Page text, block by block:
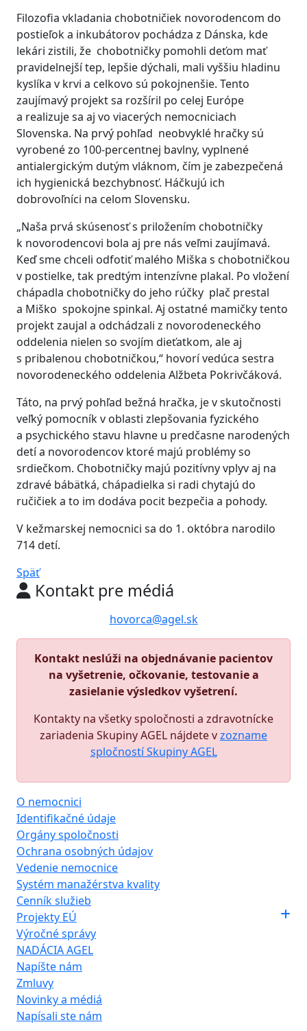
Filozofia vkladania chobotničiek novorodencom do
postieľok a inkubátorov pochádza z Dánska, kde
lekári zistili, že chobotničky pomohli deťom mať
pravidelnejší tep, lepšie dýchali, mali vyššiu hladinu
kyslíka v krvi a celkovo sú pokojnenšie. Tento
zaujímavý projekt sa rozšíril po celej Európe
a realizuje sa aj vo viacerých nemocniciach
Slovenska. Na prvý pohľad neobvyklé hračky sú
vyrobené zo 100-percentnej bavlny, vyplnené
antialergickým dutým vláknom, čím je zabezpečená
ich hygienická bezchybnosť. Háčkujú ich
dobrovoľníci na celom Slovensku.
„Naša prvá skúsenosť s priložením chobotničky
k novorodencovi bola aj pre nás veľmi zaujímavá.
Keď sme chceli odfotiť malého Miška s chobotničkou
v postielke, tak predtým intenzívne plakal. Po vložení
chápadla chobotničky do jeho rúčky plač prestal
a Miško spokojne spinkal. Aj ostatné mamičky tento
projekt zaujal a odchádzali z novorodeneckého
oddelenia nielen so svojím dieťatkom, ale aj
s pribalenou chobotničkou,“ hovorí vedúca sestra
novorodeneckého oddelenia Alžbeta Pokrivčáková.
Táto, na prvý pohľad bežná hračka, je v skutočnosti
veľký pomocník v oblasti zlepšovania fyzického
a psychického stavu hlavne u predčasne narodených
detí a novorodencov ktoré majú problémy so
srdiečkom. Chobotničky majú pozitívny vplyv aj na
zdravé bábätká, chápadielka si radi chytajú do
ručičiek a to im dodáva pocit bezpečia a pohody.
V kežmarskej nemocnici sa do 1. októbra narodilo
714 detí.
Späť
Kontakt pre médiá
hovorca@agel.sk
Kontakt neslúži na objednávanie pacientov
na vyšetrenie, očkovanie, testovanie a
zasielanie výsledkov vyšetrení.
Kontakty na všetky spoločnosti a zdravotnícke
zariadenia Skupiny AGEL nájdete vzozname
spločností Skupiny AGEL
O nemocnici
Identifikačné údaje
Orgány spoločnosti
Ochrana osobných údajov
Vedenie nemocnice
Systém manažérstva kvality
Cenník služieb
Projekty EÚ
Výročné správy
NADÁCIA AGEL
Napíšte nám
Zmluvy
Novinky a médiá
Napísali ste nám